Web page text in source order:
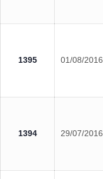
1395 01/08/2016
1394 29/07/2016